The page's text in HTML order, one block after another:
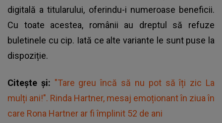
digitală a titularului, oferindu-i numeroase beneficii.
Cu toate acestea, românii au dreptul să refuze
buletinele cu cip. Iată ce alte variante le sunt puse la
dispoziție.
Citește și: "Tare greu încă să nu pot să îți zic La
mulți ani!". Rinda Hartner, mesaj emoționant în ziua în
care Rona Hartner ar fi împlinit 52 de ani